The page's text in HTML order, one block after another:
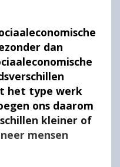
dan
het type werk
ons daarom
kleiner of
mensen